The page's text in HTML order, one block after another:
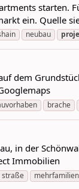
starten.
ein. Quelle
neubau
dem
brache
in der
Immobilien
straße